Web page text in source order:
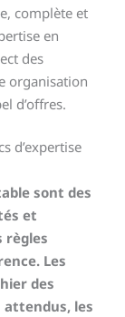
complète et
en
des
organisation
d’offres.
d’expertise
sont des
et
règles
Les
des
attendus, les